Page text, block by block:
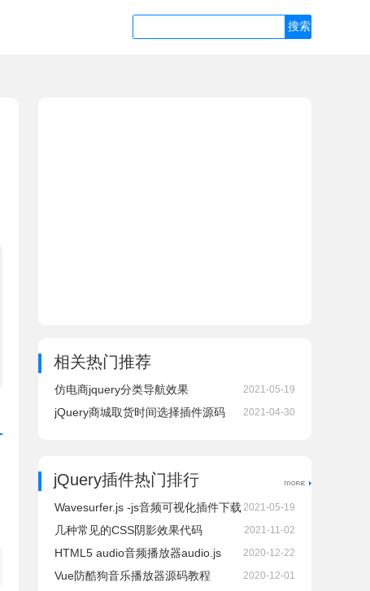
相关热门推荐
仿电商jquery分类导航效果 2021-05-19
jQuery商城取货时间选择插件源码 2021-04-30
jQuery插件热门排行
Wavesurfer.js -js音频可视化插件下载 2021-05-19
几种常见的CSS阴影效果代码 2021-11-02
HTML5 audio音频播放器audio.js 2020-12-22
Vue防酷狗音乐播放器源码教程 2020-12-01